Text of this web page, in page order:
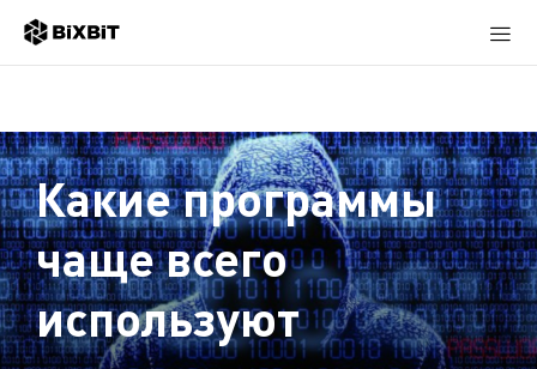
Какие программы
чаще всего
используют